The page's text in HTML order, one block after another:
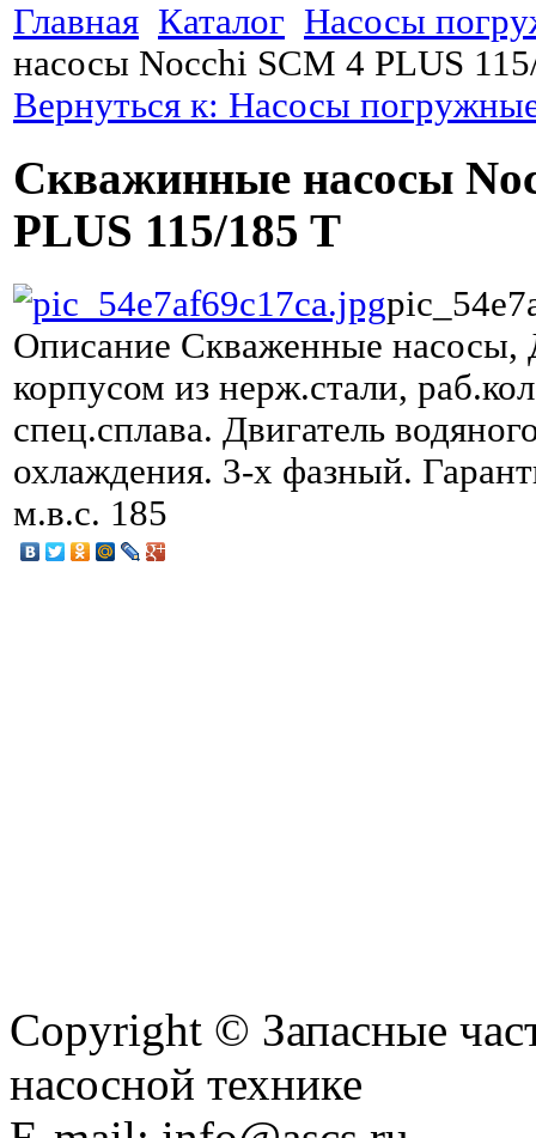
Главная Каталог Насосы
насосы Nocchi SCM 4 PLUS
Вернуться к: Насосы
Скважинные насосы
PLUS 115/185 T
Описание Скваженные насосы,
корпусом из нерж.стали,
спец.сплава. Двигатель
охлаждения. 3-х фазный.
м.в.с. 185
Copyright © Запасные
насосной технике